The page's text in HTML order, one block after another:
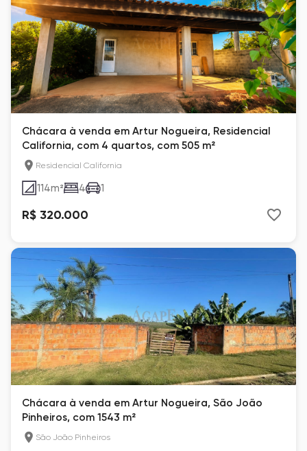
Chácara à venda em Artur Nogueira, Residencial
California, com 4 quartos, com 505 m²
Residencial California
114m² 4 1
R$ 320.000
Chácara à venda em Artur Nogueira, São João
Pinheiros, com 1543 m²
São João Pinheiros